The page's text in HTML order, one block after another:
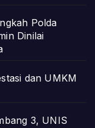
Polda
Dinilai
dan UMKM
3, UNIS